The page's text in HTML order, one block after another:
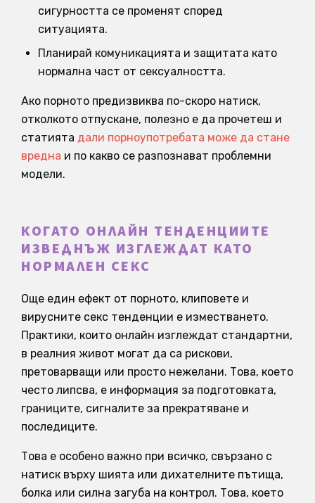
сигурността се променят според
ситуацията.
Планирай комуникацията и защитата като
нормална част от сексуалността.
Ако порното предизвиква по-скоро натиск,
отколкото отпускане, полезно е да прочетеш и
статията дали порноупотребата може да стане
вредна и по какво се разпознават проблемни
модели.
КОГАТО ОНЛАЙН ТЕНДЕНЦИИТЕ
ИЗВЕДНЪЖ ИЗГЛЕЖДАТ КАТО
НОРМАЛЕН СЕКС
Още един ефект от порното, клиповете и
вирусните секс тенденции е изместването.
Практики, които онлайн изглеждат стандартни,
в реалния живот могат да са рискови,
претоварващи или просто нежелани. Това, което
често липсва, е информация за подготовката,
границите, сигналите за прекратяване и
последиците.
Това е особено важно при всичко, свързано с
натиск върху шията или дихателните пътища,
болка или силна загуба на контрол. Това, което